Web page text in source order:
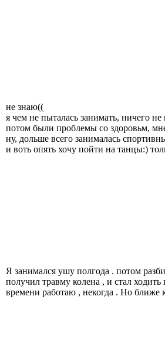
не знаю((
я чем не пыталась занимать, ничего не
потом были проблемы со здоровьм,
ну, дольше всего занималась
и воть опять хочу пойти на танцы:)
Я занимался ушу полгода . потом
получил травму колена , и стал
времени работаю , некогда . Но ближе